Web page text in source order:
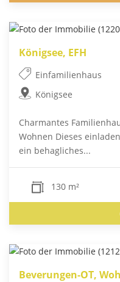
Königsee, EFH
Einfamilienhaus
Königsee
Charmantes
Wohnen Dieses
ein behagliches...
130 m²
Beverungen-OT,